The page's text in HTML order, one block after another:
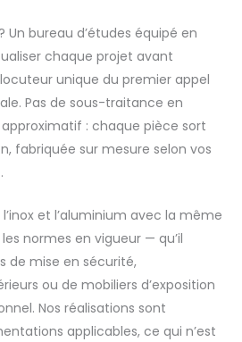
Un bureau d’études équipé en
chaque projet avant
unique du premier appel
Pas de sous-traitance en
: chaque pièce sort
fabriquée sur mesure selon vos
l’inox et l’aluminium avec la même
normes en vigueur — qu’il
de mise en sécurité,
ou de mobiliers d’exposition
Nos réalisations sont
applicables, ce qui n’est